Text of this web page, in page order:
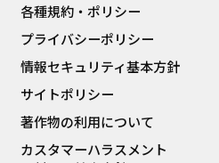
各種規約・ポリシー
プライバシーポリシー
情報セキュリティ基本方針
サイトポリシー
著作物の利用について
カスタマーハラスメント